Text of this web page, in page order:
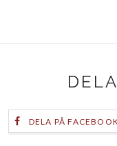
DELA PÅ